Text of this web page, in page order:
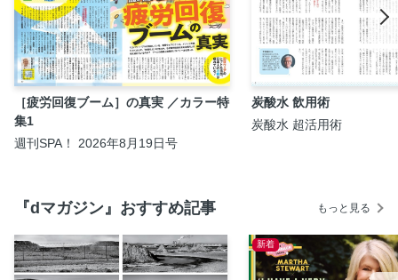
［疲労回復ブーム］の真実 ／カラー特
集1
週刊SPA！ 2026年8月19日号
炭酸水 飲用術
炭酸水 超活用術
『dマガジン』おすすめ記事 もっと見る
新着